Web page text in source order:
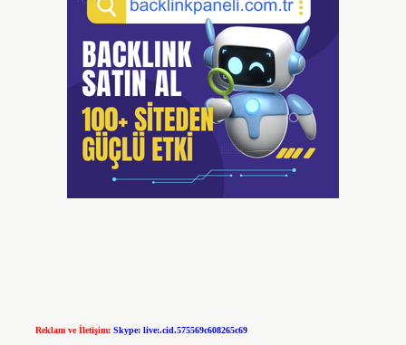
Reklam ve İletişim: Skype: live:.cid.575569c608265c69